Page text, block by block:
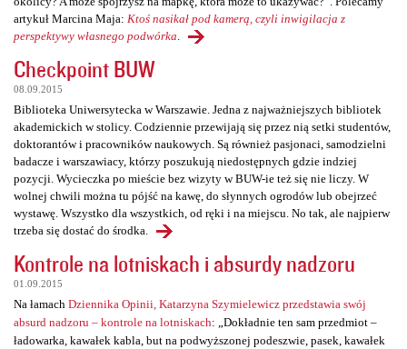
artykuł Marcina Maja: Ktoś nasikał pod kamerą, czyli inwigilacja z
perspektywy własnego podwórka
Checkpoint BUW
08.09.2015
Biblioteka Uniwersytecka w Warszawie. Jedna z najważniejszych bibliotek
akademickich w stolicy. Codziennie przewijają się przez nią setki studentów,
doktorantów i pracowników naukowych. Są również pasjonaci, samodzielni
badacze i warszawiacy, którzy poszukują niedostępnych gdzie indziej
pozycji. Wycieczka po mieście bez wizyty w BUW-ie też się nie liczy. W
wolnej chwili można tu pójść na kawę, do słynnych ogrodów lub obejrzeć
wystawę. Wszystko dla wszystkich, od ręki i na miejscu. No tak, ale najpierw
trzeba się dostać do środka.
Kontrole na lotniskach i absurdy nadzoru
01.09.2015
Na łamach Dziennika Opinii, Katarzyna Szymielewicz przedstawia swój
absurd nadzoru – kontrole na lotniskach: „Dokładnie ten sam przedmiot –
ładowarka, kawałek kabla, but na podwyższonej podeszwie, pasek, kawałek